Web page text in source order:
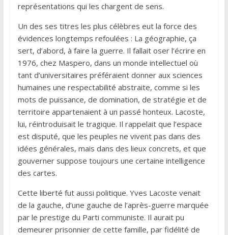
représentations qui les chargent de sens.
Un des ses titres les plus célèbres eut la force des
évidences longtemps refoulées : La géographie, ça
sert, d’abord, à faire la guerre. Il fallait oser l’écrire en
1976, chez Maspero, dans un monde intellectuel où
tant d’universitaires préféraient donner aux sciences
humaines une respectabilité abstraite, comme si les
mots de puissance, de domination, de stratégie et de
territoire appartenaient à un passé honteux. Lacoste,
lui, réintroduisait le tragique. Il rappelait que l’espace
est disputé, que les peuples ne vivent pas dans des
idées générales, mais dans des lieux concrets, et que
gouverner suppose toujours une certaine intelligence
des cartes.
Cette liberté fut aussi politique. Yves Lacoste venait
de la gauche, d’une gauche de l’après-guerre marquée
par le prestige du Parti communiste. Il aurait pu
demeurer prisonnier de cette famille, par fidélité de